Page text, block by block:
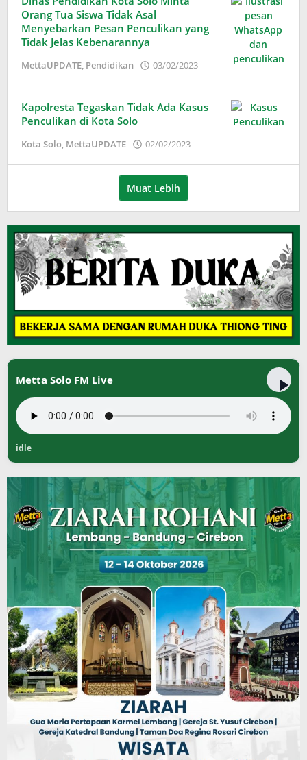
Orang Tua Siswa Tidak Asal
Menyebarkan Pesan Penculikan yang
Tidak Jelas Kebenarannya
MettaUPDATE, Pendidikan 03/02/2023
Wardani
Kapolresta Tegaskan Tidak Ada Kasus
Penculikan di Kota Solo
Kota Solo, MettaUPDATE 02/02/2023
Wardani
Muat Lebih
Metta Solo FM Live
idle